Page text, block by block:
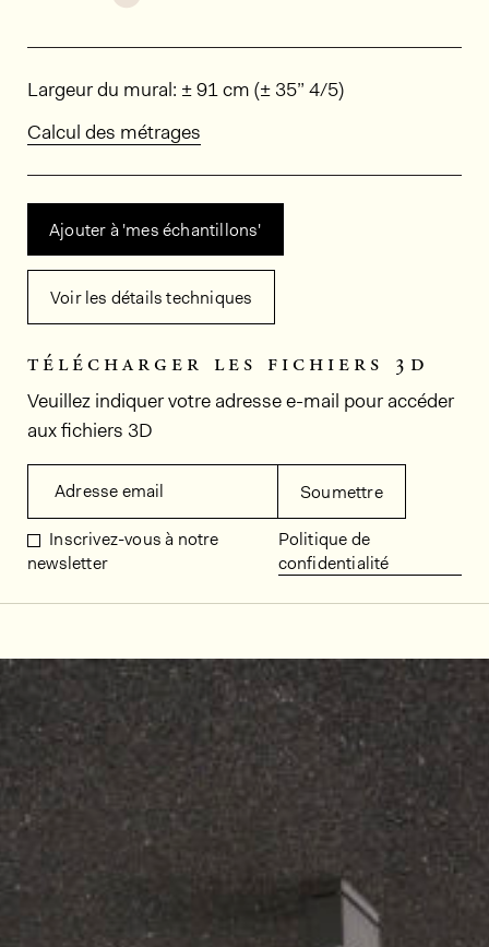
Dimensions
Largeur du mural: ± 91 cm (± 35” 4/5)
Calcul des métrages
Ajouter à 'mes échantillons'
Voir les détails techniques
télécharger les fichiers 3d
Veuillez indiquer votre adresse e-mail pour accéder
aux fichiers 3D
Adresse email Soumettre
Inscrivez-vous à notre
newsletter
Politique de
confidentialité